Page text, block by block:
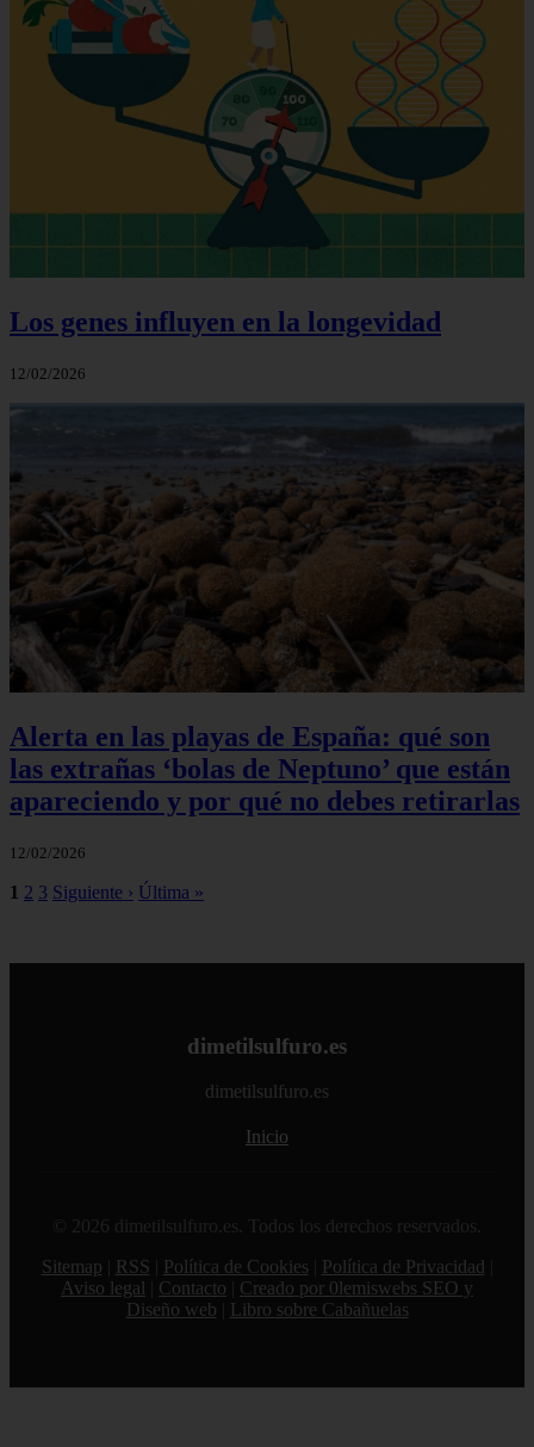
Los genes influyen en la longevidad
12/02/2026
Alerta en las playas de España: qué son
las extrañas ‘bolas de Neptuno’ que están
apareciendo y por qué no debes retirarlas
12/02/2026
1 2 3 Siguiente › Última »
dimetilsulfuro.es
dimetilsulfuro.es
Inicio
© 2026 dimetilsulfuro.es. Todos los derechos reservados.
Sitemap
RSS Política de Cookies Política de Privacidad
Aviso legal
Contacto
Creado por 0lemiswebs SEO y
Diseño web
Libro sobre Cabañuelas